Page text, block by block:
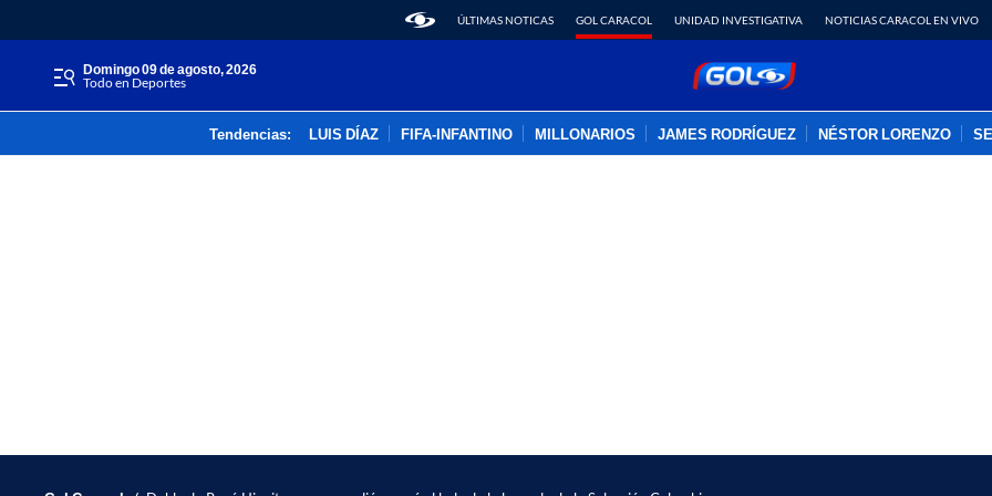
ÚLTIMAS NOTICAS GOL CARACOL UNIDAD INVESTIGATIVA NOTICIAS CARACOL EN VIVO
domingo 09 de agosto, 2026
Todo en Deportes
Tendencias: LUIS DÍAZ FIFA-INFANTINO MILLONARIOS JAMES RODRÍGUEZ NÉSTOR LORENZO